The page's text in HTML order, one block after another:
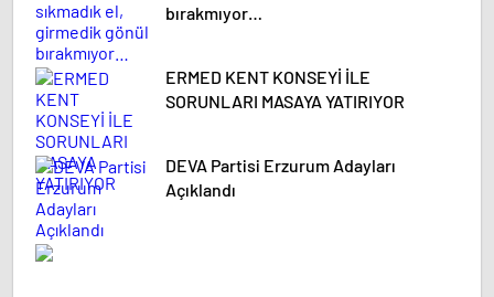
bırakmıyor…
ERMED KENT KONSEYİ İLE
SORUNLARI MASAYA YATIRIYOR
DEVA Partisi Erzurum Adayları
Açıklandı